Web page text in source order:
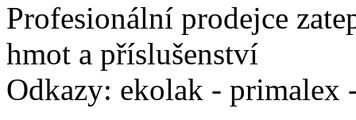
Profesionální prodejce
hmot a příslušenství
Odkazy: ekolak - primalex